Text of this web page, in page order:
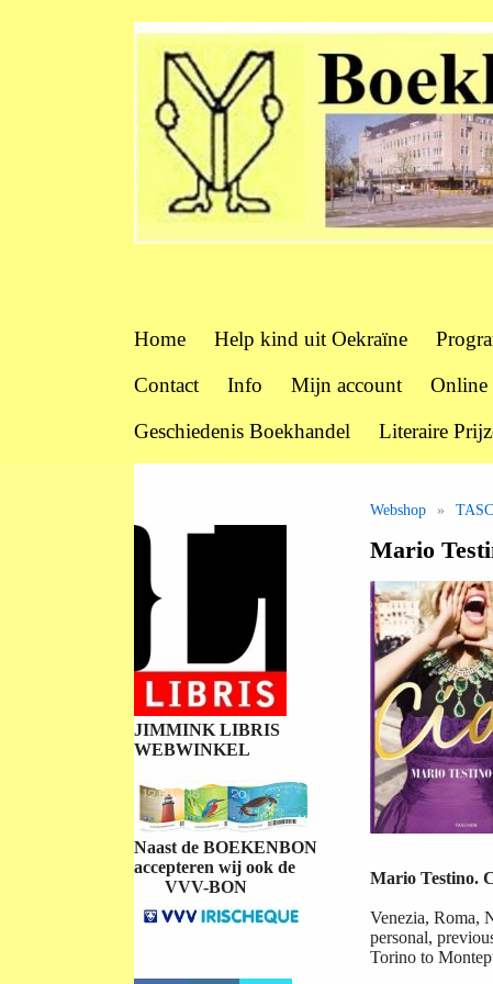
Home Help kind uit Oekraïne
Contact
Info Mijn account Online
Geschiedenis Boekhandel
Literaire
JIMMINK LIBRIS
WEBWINKEL
Naast de BOEKENBON
accepteren wij ook de
VVV-BON
Webshop »
Mario
Mario Testino.
Venezia, Roma,
personal,
Torino to